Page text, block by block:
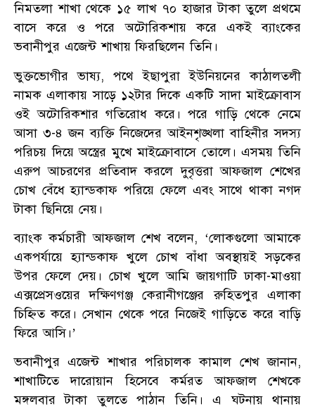
নিমতলা শাখা থেকে ১৫ লাখ ৭০ হাজার টাকা তুলে প্রথমে
বাসে করে ও পরে অটোরিকশায় করে একই ব্যাংকের
ভবানীপুর এজেন্ট শাখায় ফিরছিলেন তিনি।
ভুক্তভোগীর ভাষ্য, পথে ইছাপুরা ইউনিয়নের কাঠালতলী
নামক এলাকায় সাড়ে ১২টার দিকে একটি সাদা মাইক্রোবাস
ওই অটোরিকশার গতিরোধ করে। পরে গাড়ি থেকে নেমে
আসা ৩-৪ জন ব্যক্তি নিজেদের আইনশৃঙ্খলা বাহিনীর সদস্য
পরিচয় দিয়ে অস্ত্রের মুখে মাইক্রোবাসে তোলে। এসময় তিনি
এরুপ আচরণের প্রতিবাদ করলে দুবৃত্তরা আফজাল শেখের
চোখ বেঁধে হ্যান্ডকাফ পরিয়ে ফেলে এবং সাথে থাকা নগদ
টাকা ছিনিয়ে নেয়।
ব্যাংক কর্মচারী আফজাল শেখ বলেন, ‘লোকগুলো আমাকে
একপর্যায়ে হ্যান্ডকাফ খুলে চোখ বাঁধা অবস্থায়ই সড়কের
উপর ফেলে দেয়। চোখ খুলে আমি জায়গাটি ঢাকা-মাওয়া
এক্সপ্রেসওয়ের দক্ষিণগঞ্জ কেরানীগঞ্জের রুহিতপুর এলাকা
চিহ্নিত করে। সেখান থেকে পরে নিজেই গাড়িতে করে বাড়ি
ফিরে আসি।’
ভবানীপুর এজেন্ট শাখার পরিচালক কামাল শেখ জানান,
শাখাটিতে দারোয়ান হিসেবে কর্মরত আফজাল শেখকে
মঙ্গলবার টাকা তুলতে পাঠান তিনি। এ ঘটনায় থানায়